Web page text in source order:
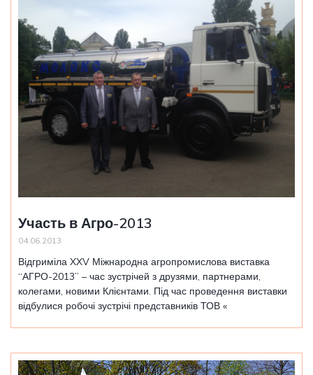
Участь в Агро-2013
04.06.2013
Відгриміла XXV Міжнародна агропромислова виставка
“АГРО-2013” – час зустрічей з друзями, партнерами,
колегами, новими Клієнтами. Під час проведення виставки
відбулися робочі зустрічі представників ТОВ «